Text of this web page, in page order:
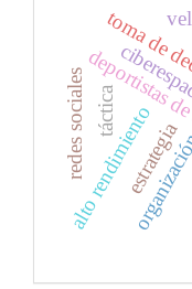
alto rendimiento
toma de
estrategia
redes sociales táctica